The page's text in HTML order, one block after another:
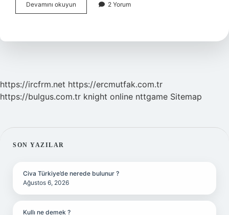
Devamını okuyun
Nefes
Nasıl
2 Yorum
https://ircfrm.net https://ercmutfak.com.tr
https://bulgus.com.tr knight online nttgame Sitemap
SIDEBAR
SON YAZILAR
Civa Türkiye’de nerede bulunur ?
Ağustos 6, 2026
Kullı ne demek ?